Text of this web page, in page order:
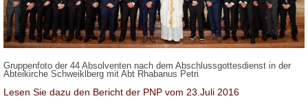
Gruppenfoto der 44 Absolventen nach dem Abschlussgottesdienst in der
Abteikirche Schweiklberg mit Abt Rhabanus Petri
Lesen Sie dazu den Bericht der PNP vom 23.Juli 2016